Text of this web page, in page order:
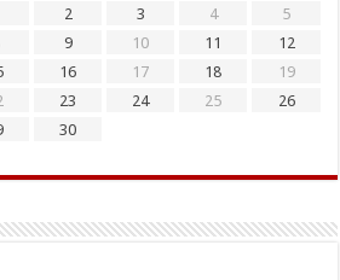
2 3 4
5
9 10 11
12
16 17 18
19
23 24 25
26
30